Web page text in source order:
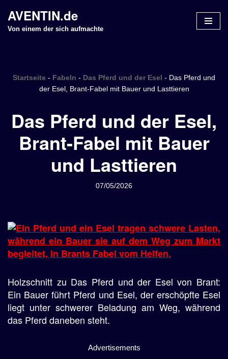
Z
n
AVENTIN.de
Von einem der sich aufmachte
Startseite - Fabeln - Das Pferd und der Esel - Das Pferd und
der Esel, Brant-Fabel mit Bauer und Lasttieren
Das Pferd und der Esel,
Brant-Fabel mit Bauer
und Lasttieren
07/05/2026
Holzschnitt zu Das Pferd und der Esel von Brant:
Ein Bauer führt Pferd und Esel, der erschöpfte Esel
liegt unter schwerer Beladung am Weg, während
das Pferd daneben steht.
Advertisements